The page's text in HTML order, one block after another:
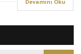
Devamını Oku